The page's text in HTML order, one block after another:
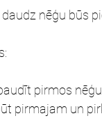
nēģu būs
pirmos
pirmajam un